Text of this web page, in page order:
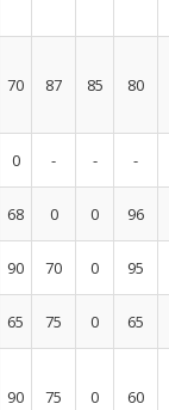
70 87 85 80
0 - -
-
68 0 0
96
90 70 0
95
65 75 0
65
90 75 0 60